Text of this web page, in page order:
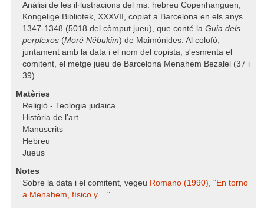
Anàlisi de les il·lustracions del ms. hebreu Copenhanguen,
Kongelige Bibliotek, XXXVII, copiat a Barcelona en els anys
1347-1348 (5018 del còmput jueu), que conté la Guia dels
perplexos (Moré Něbukim) de Maimónides. Al colofó,
juntament amb la data i el nom del copista, s'esmenta el
comitent, el metge jueu de Barcelona Menahem Bezalel (37 i
39).
Matèries
Religió - Teologia judaica
Història de l'art
Manuscrits
Hebreu
Jueus
Notes
Sobre la data i el comitent, vegeu Romano (1990), "En torno
a Menahem, físico y ...".